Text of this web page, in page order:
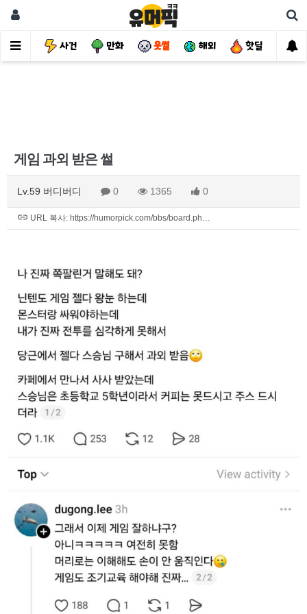
유머 사건 만화 웃썰 해외 핫딜 자
게임 과외 받은 썰
Lv.59 버디버디 0 1365 0
URL 복사: https://humorpick.com/bbs/board.ph…